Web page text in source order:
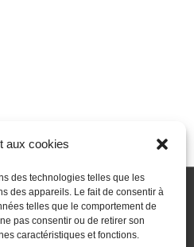
aux cookies
des technologies telles que les
des appareils. Le fait de consentir à
telles que le comportement de
pas consentir ou de retirer son
caractéristiques et fonctions.
de cookies (UE)